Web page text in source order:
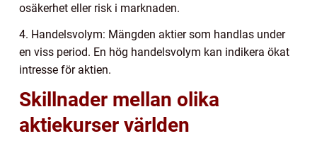
osäkerhet eller risk i marknaden.
4. Handelsvolym: Mängden aktier som handlas under
en viss period. En hög handelsvolym kan indikera ökat
intresse för aktien.
Skillnader mellan olika
aktiekurser världen